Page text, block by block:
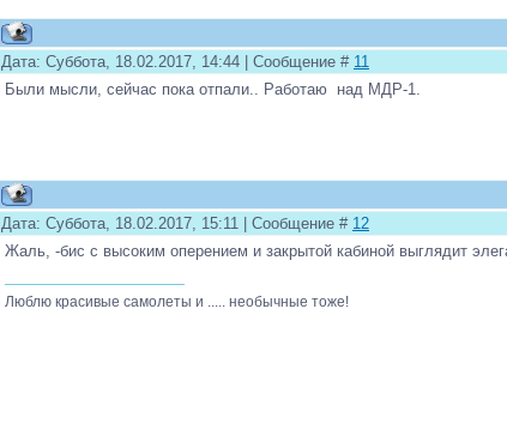
Дата: Суббота, 18.02.2017, 14:44 | Сообщение # 11
Были мысли, сейчас пока отпали.. Работаю над МДР-1.
Дата: Суббота, 18.02.2017, 15:11 | Сообщение # 12
Жаль, -бис с высоким оперением и закрытой кабиной выглядит
Люблю красивые самолеты и ..... необычные тоже!